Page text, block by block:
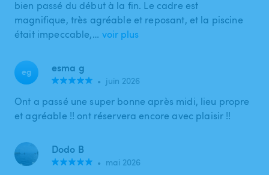
bien passé du début à la fin. Le cadre est
magnifique, très agréable et reposant, et la piscine
était impeccable,… voir plus
eg esma g
• juin 2026
Ont a passé une super bonne après midi, lieu propre
et agréable !! ont réservera encore avec plaisir !!
Dodo B
• mai 2026